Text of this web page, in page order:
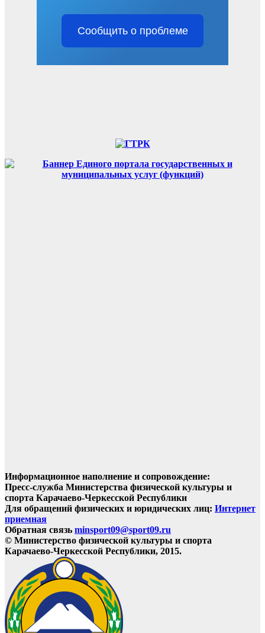
Сообщить о проблеме
Информационное наполнение и сопровождение:
Пресс-служба Министерства физической культуры и
спорта Карачаево-Черкесской Республики
Для обращений физических и юридических лиц: Интернет
приемная
Обратная связь minsport09@sport09.ru
© Министерство физической культуры и спорта
Карачаево-Черкесской Республики, 2015.